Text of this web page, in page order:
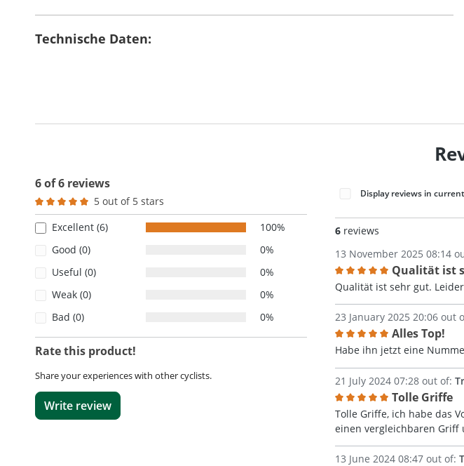
Technische Daten:
6 of 6 reviews
Average rating of 5 out of 5 stars
5 out of 5 stars
Excellent (6)
100%
Good (0)
0%
Useful (0)
0%
Weak (0)
0%
Bad (0)
0%
Rate this product!
Share your experiences with other cyclists.
Write review
Display reviews in
6 reviews
13 November 2025 08:14
Review with rating of 5 out
Qualität ist
Qualität ist sehr gut.
23 January 2025 20:06 out
Review with rating of 5 out
Alles Top!
Habe ihn jetzt eine
21 July 2024 07:28 out of:
Review with rating of 5 out
Tolle Griffe
Tolle Griffe, ich habe das
einen vergleichbaren Griff
13 June 2024 08:47 out of: